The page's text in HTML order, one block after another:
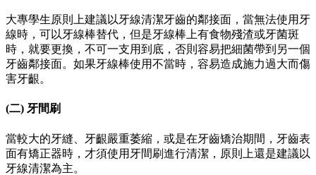
大專學生原則上建議以牙線清潔牙齒的鄰接面，當無法使用牙
線時，可以牙線棒替代，但是牙線棒上有食物殘渣或牙菌斑
時，就要更換，不可一支用到底，否則容易把細菌帶到另一個
牙齒鄰接面。如果牙線棒使用不當時，容易造成施力過大而傷
害牙齦。
(二) 牙間刷
當較大的牙縫、牙齦嚴重萎縮，或是在牙齒矯治期間，牙齒表
面有矯正器時，才須使用牙間刷進行清潔，原則上還是建議以
牙線清潔為主。